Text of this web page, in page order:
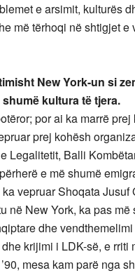
e arsimit, kulturës
më tërhoqi në shtigjet e
New York-un si
kultura të tjera.
por ai ka marrë
prej kohësh
Legalitetit, Balli
e më shumë
vepruar Shoqata
në New York, ka pas
dhe
krijimi i LDK-së, e
mesa kam parë nga